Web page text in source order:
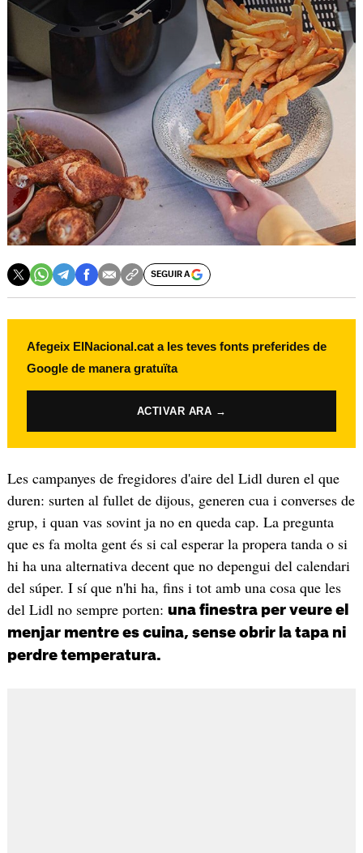
SEGUIR A
Afegeix ElNacional.cat a les teves fonts preferides de
Google de manera gratuïta
ACTIVAR ARA →
Les campanyes de fregidores d'aire del Lidl duren el que
duren: surten al fullet de dijous, generen cua i converses de
grup, i quan vas sovint ja no en queda cap. La pregunta
que es fa molta gent és si cal esperar la propera tanda o si
hi ha una alternativa decent que no depengui del calendari
del súper. I sí que n'hi ha, fins i tot amb una cosa que les
del Lidl no sempre porten: una finestra per veure el
menjar mentre es cuina, sense obrir la tapa ni
perdre temperatura.